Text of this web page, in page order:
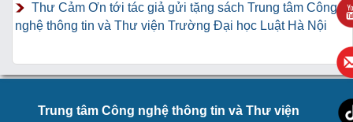
Thư Cảm Ơn tới tác giả gửi tặng sách Trung tâm Công
nghệ thông tin và Thư viện Trường Đại học Luật Hà Nội
Trung tâm Công nghệ thông tin và Thư viện